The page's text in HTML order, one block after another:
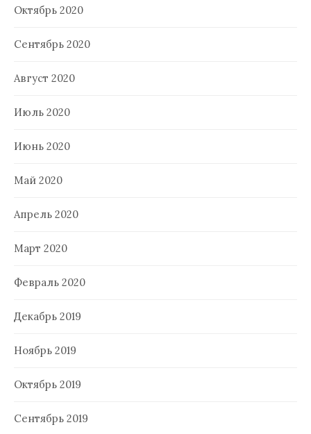
Октябрь 2020
Сентябрь 2020
Август 2020
Июль 2020
Июнь 2020
Май 2020
Апрель 2020
Март 2020
Февраль 2020
Декабрь 2019
Ноябрь 2019
Октябрь 2019
Сентябрь 2019